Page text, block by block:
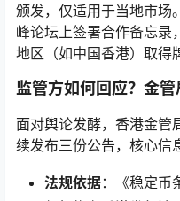
颁发，仅适用于当地市场
峰论坛上签署合作备忘录
地区（如中国香港）取得
监管方如何回应？金管
面对舆论发酵，香港金
续发布三份公告，核心信
法规依据：《稳定币